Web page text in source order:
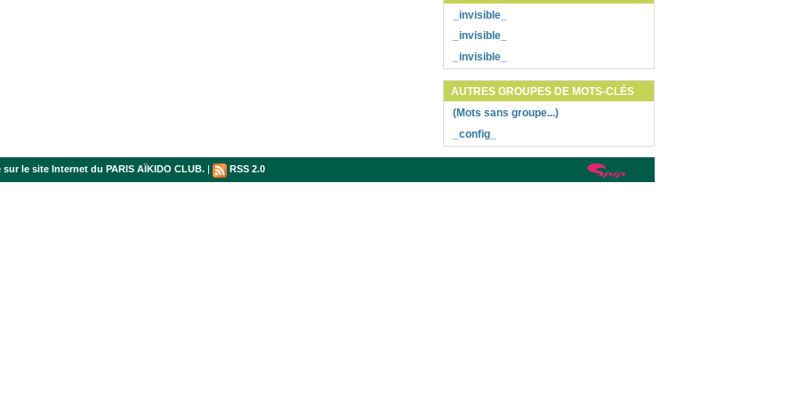
_invisible_
_invisible_
_invisible_
AUTRES GROUPES DE MOTS-CLÉS
(Mots sans groupe...)
_config_
sur le site Internet du PARIS AÏKIDO CLUB.| RSS 2.0